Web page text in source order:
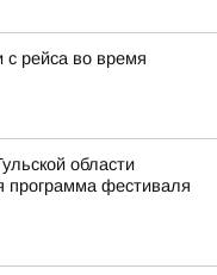
с рейса во время
области
программа фестиваля